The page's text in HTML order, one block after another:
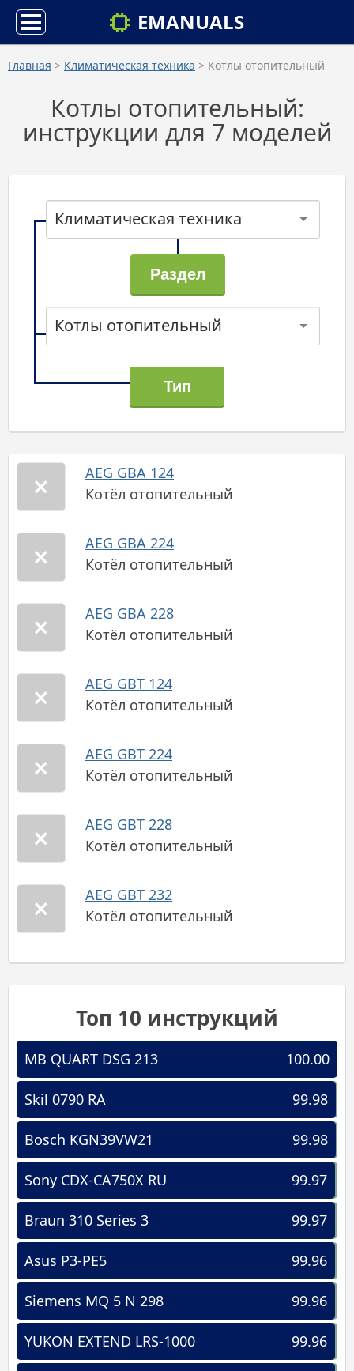
EMANUALS
Главная > Климатическая техника > Котлы отопительный
Котлы отопительный:
инструкции для 7 моделей
Климатическая техника
Котлы отопительный
AEG GBA 124
Котёл отопительный
AEG GBA 224
Котёл отопительный
AEG GBA 228
Котёл отопительный
AEG GBT 124
Котёл отопительный
AEG GBT 224
Котёл отопительный
AEG GBT 228
Котёл отопительный
AEG GBT 232
Котёл отопительный
Топ 10 инструкций
100.00
MB QUART DSG 213
99.98
Skil 0790 RA
99.98
Bosch KGN39VW21
99.97
Sony CDX-CA750X RU
99.97
Braun 310 Series 3
99.96
Asus P3-PE5
99.96
Siemens MQ 5 N 298
99.96
YUKON EXTEND LRS-1000